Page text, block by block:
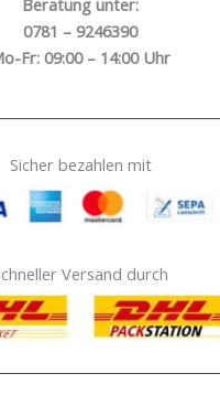
0781 – 9246390
Fr: 09:00 – 14:00 Uhr
Sicher bezahlen mit
Versand durch